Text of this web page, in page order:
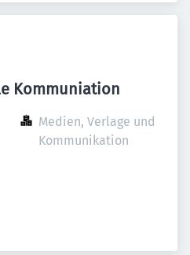
Kommuniation
Medien, Verlage und
Kommunikation